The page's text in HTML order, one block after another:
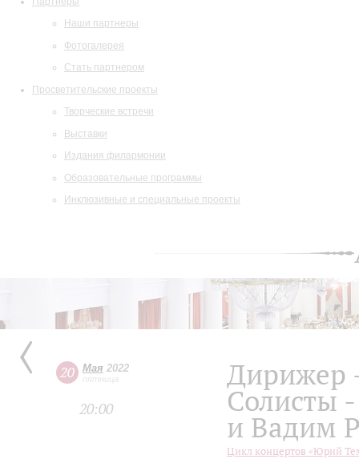
Наши партнеры
Фотогалерея
Стать партнером
Просветительские проекты
Творческие встречи
Выставки
Издания филармонии
Образовательные программы
Инклюзивные и специальные проекты
20 Мая 2022
пятница
20:00
Дирижер
Солисты
и Вадим
Цикл концертов «Юрий